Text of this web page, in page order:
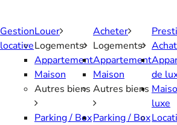
Gestion
locative
Louer
Logements
Appartement
Maison
Autres biens
Parking / Box
Acheter
Logements
Appartement
Maison
Autres biens
Parking / Box
Achat
de
luxe